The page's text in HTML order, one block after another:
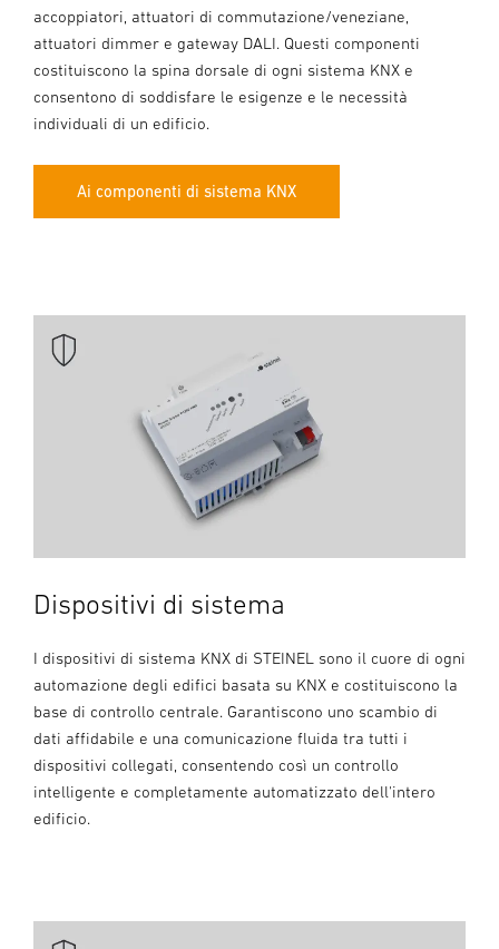
accoppiatori, attuatori di commutazione/veneziane,
attuatori dimmer e gateway DALI. Questi componenti
costituiscono la spina dorsale di ogni sistema KNX e
consentono di soddisfare le esigenze e le necessità
individuali di un edificio.
Ai componenti di sistema KNX
Dispositivi di sistema
I dispositivi di sistema KNX di STEINEL sono il cuore di ogni
automazione degli edifici basata su KNX e costituiscono la
base di controllo centrale. Garantiscono uno scambio di
dati affidabile e una comunicazione fluida tra tutti i
dispositivi collegati, consentendo così un controllo
intelligente e completamente automatizzato dell'intero
edificio.